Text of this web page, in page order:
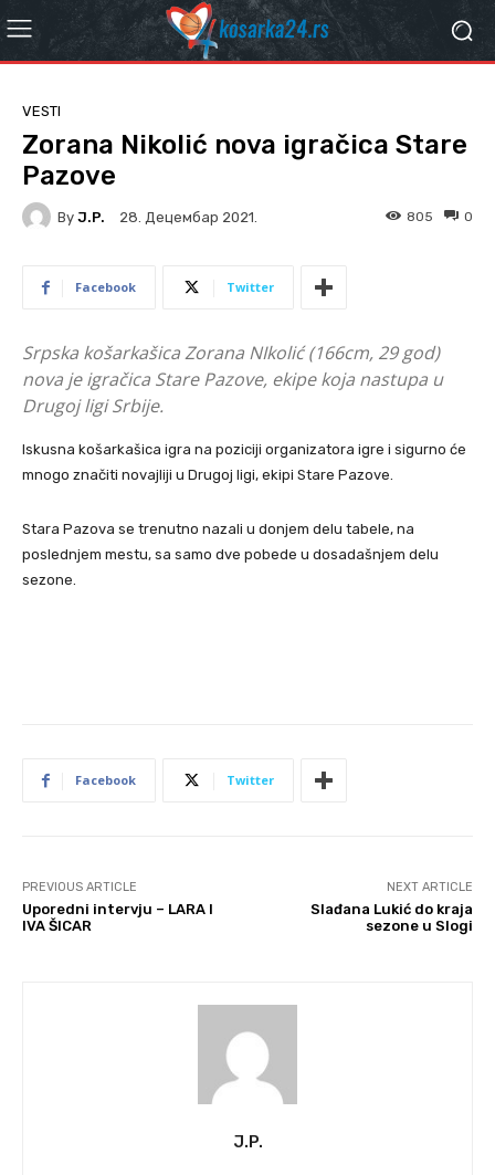
VESTI
Zorana Nikolić nova igračica Stare
Pazove
By J.P. 28. Децембар 2021. 0
805
Facebook Twitter
Srpska košarkašica Zorana NIkolić (166cm, 29 god)
nova je igračica Stare Pazove, ekipe koja nastupa u
Drugoj ligi Srbije.
Iskusna košarkašica igra na poziciji organizatora igre i sigurno će
mnogo značiti novajliji u Drugoj ligi, ekipi Stare Pazove.
Stara Pazova se trenutno nazali u donjem delu tabele, na
poslednjem mestu, sa samo dve pobede u dosadašnjem delu
sezone.
Facebook Twitter
PREVIOUS ARTICLE
Uporedni intervju – LARA I
IVA ŠICAR
NEXT ARTICLE
Slađana Lukić do kraja
sezone u Slogi
J.P.